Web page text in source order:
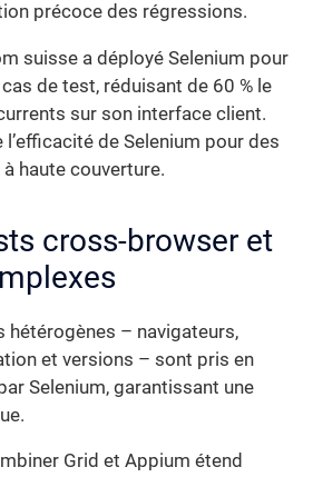
précoce des régressions.
suisse a déployé Selenium pour
de test, réduisant de 60 % le
sur son interface client.
de Selenium pour des
haute couverture.
cross-browser et
hétérogènes – navigateurs,
et versions – sont pris en
Selenium, garantissant une
Grid et Appium étend